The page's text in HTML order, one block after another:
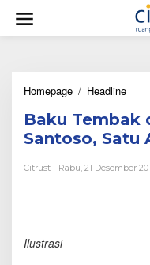
w
Homepage / Headline
k
u
T
m
Baku Tembak
Santoso, Satu
Citrust Rabu, 21 Desember
Ilustrasi